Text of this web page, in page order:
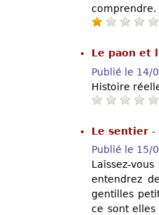
comprendre.
Le paon et
Publié le 14/
Histoire
Le sentier -
Publié le 15/
Laissez-
entendrez
gentilles
ce sont